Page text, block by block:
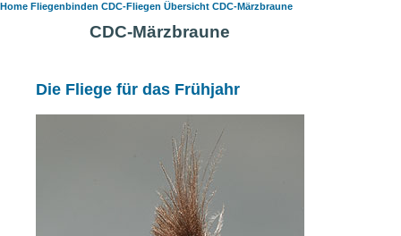
Home Fliegenbinden CDC-Fliegen Übersicht CDC-Märzbraune
CDC-Märzbraune
Die Fliege für das Frühjahr